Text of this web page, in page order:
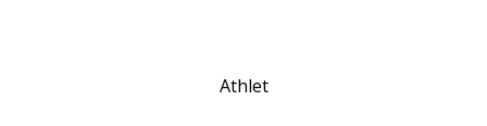
Athlet